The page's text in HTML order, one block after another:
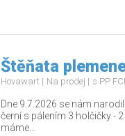
Štěňata
Hovawart Na prodej s PP FCI
Dne 9.7.2026 se nám
černí s pálením 3 holčičky -
máme...